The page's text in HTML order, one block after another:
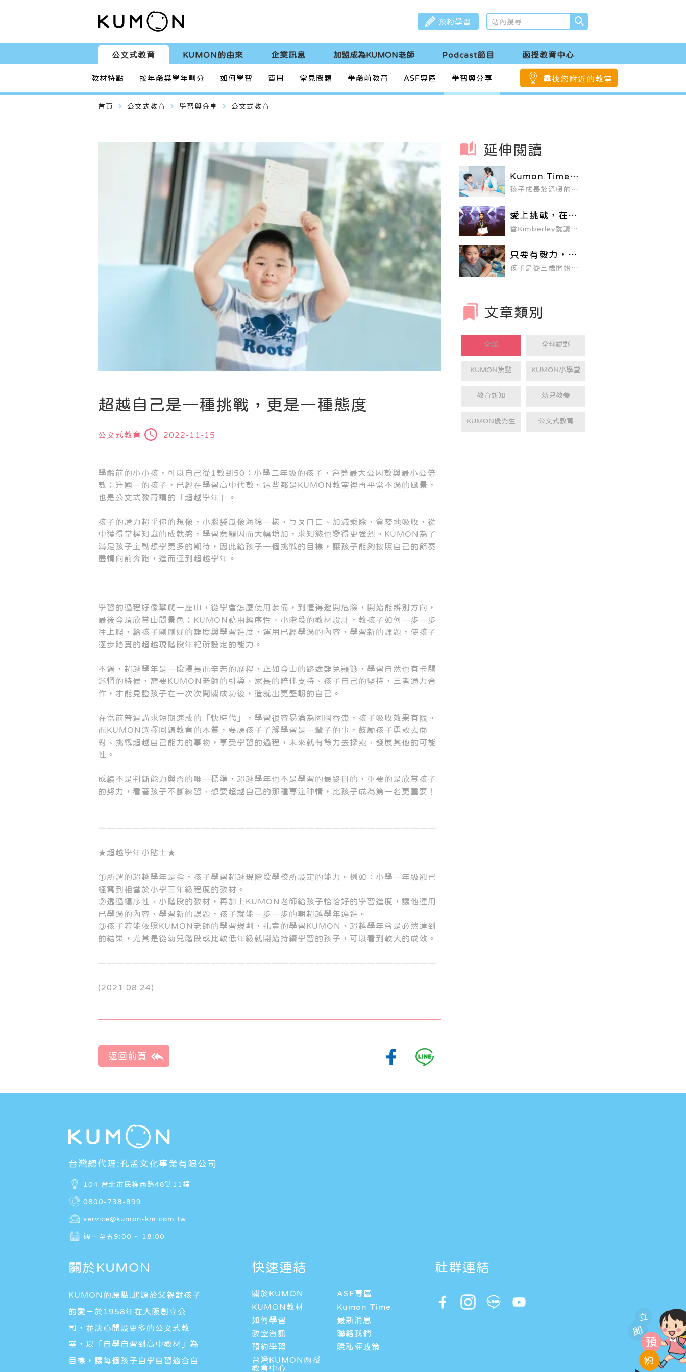
預約學習
公文式教育 KUMON的由來 企業訊息 加盟成為KUMON老師 Podcast節目 函授教育中心
教材特點 按年齡與學年劃分 如何學習 費用 常見問題 學齡前教育 ASF專區 學習與分享 尋找您附近的教室
首頁 navigate_next 公文式教育 navigate_next 學習與分享 navigate_next 公文式教育
超越自己是一種挑戰，更是一種態度
公文式教育 2022-11-15
學齡前的小小孩，可以自己從1數到50；小學二年級的孩子，會算最大公因數與最小公倍
數；升國一的孩子，已經在學習高中代數。這些都是KUMON教室裡再平常不過的風景，
也是公文式教育講的「超越學年」。
孩子的潛力超乎你的想像，小腦袋瓜像海綿一樣，ㄅㄆㄇㄈ、加減乘除，貪婪地吸收，從
中獲得掌握知識的成就感，學習意願因而大幅增加，求知慾也變得更強烈。KUMON為了
滿足孩子主動想學更多的期待，因此給孩子一個挑戰的目標，讓孩子能夠按照自己的節奏
盡情向前奔跑，進而達到超越學年。
學習的過程好像攀爬一座山，從學會怎麼使用裝備，到懂得避開危險，開始能辨別方向，
最後登頂欣賞山間景色；KUMON藉由編序性、小階段的教材設計，教孩子如何一步一步
往上爬，給孩子剛剛好的難度與學習進度，運用已經學過的內容，學習新的課題，使孩子
逐步踏實的超越現階段年紀所設定的能力。
不過，超越學年是一段漫長而辛苦的歷程，正如登山的路途難免顛簸，學習自然也有卡關
迷惘的時候，需要KUMON老師的引導、家長的陪伴支持、孩子自己的堅持，三者通力合
作，才能見證孩子在一次次闖關成功後，造就出更堅韌的自己。
在當前普遍講求短期速成的「快時代」，學習很容易淪為囫圇吞棗，孩子吸收效果有限。
而KUMON選擇回歸教育的本質，要讓孩子了解學習是一輩子的事，鼓勵孩子勇敢去面
對、挑戰超越自己能力的事物，享受學習的過程，未來就有餘力去探索、發展其他的可能
性。
成績不是判斷能力與否的唯一標準，超越學年也不是學習的最終目的，重要的是欣賞孩子
的努力，看著孩子不斷練習、想要超越自己的那種專注神情，比孩子成為第一名更重要！
———————————————————————————————————————
★超越學年小貼士★
①所謂的超越學年是指，孩子學習超越現階段學校所設定的能力。例如：小學一年級卻已
經寫到相當於小學三年級程度的教材。
②透過編序性、小階段的教材，再加上KUMON老師給孩子恰恰好的學習進度，讓他運用
已學過的內容，學習新的課題，孩子就能一步一步的朝超越學年邁進。
③孩子若能依照KUMON老師的學習規劃，扎實的學習KUMON，超越學年會是必然達到
的結果，尤其是從幼兒階段或比較低年級就開始持續學習的孩子，可以看到較大的成效。
———————————————————————————————————————
(2021.08.24)
延伸閱讀
Kumon Time活
動開拓幼兒數
字、語言能力，
習
孩子成長於溫暖的
Time希望透過引導、
陪伴孩子，透過親子
互動的每分每秒間，
串起一家人的交流，
光。專為幼兒設計的
Kumon Time活動一
期以三個月為規劃，
養 2～6歲幼兒認知
能力、專注力、動作
愛上挑戰，在數
學奧林匹克競賽
中大放異彩！
當Kimberley就讀八
五個學年程度的數學
教材了，換句話說，
在她年僅十三歲時，
就已經對KUMON教
只要有毅力，就
能看見 KUMON
對孩子全方位的
孩子是從三歲開始接
ASF獎項。
文章類別
全部 全球視野
KUMON焦點 KUMON小學堂
教育新知 幼兒教養
KUMON優秀生 公文式教育
立
即
預
約
台灣總代理:孔孟文化事業有限公司
104 台北市民權西路48號11樓
0800-738-899
service@kumon-km.com.tw
週一至五9:00 ~ 18:00
關於KUMON
KUMON的原點:起源於父親對孩子
的愛－於1958年在大阪創立公
司，並決心開設更多的公文式教
室，以「自學自習到高中教材」為
目標，讓每個孩子自學自習適合自
快速連結
關於KUMON
ASF專區
KUMON教材
Kumon Time
如何學習
最新消息
教室資訊
聯絡我們
預約學習
隱私權政策
台灣KUMON函授
教育中心
社群連結